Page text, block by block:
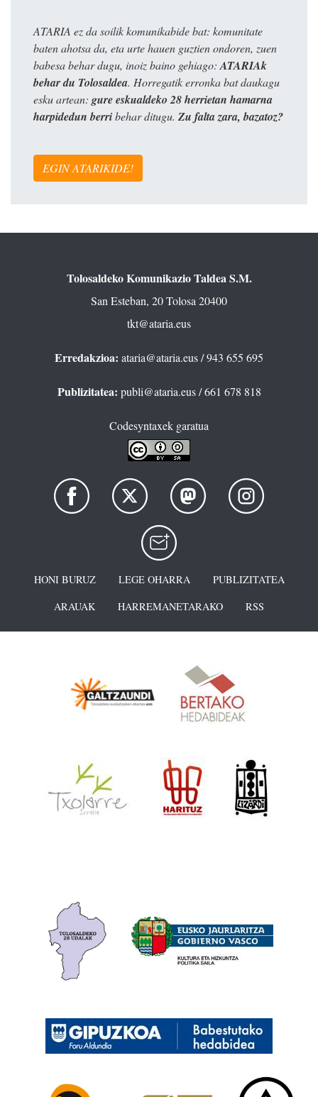
ATARIA ez da soilik komunikabide bat: komunitate
baten ahotsa da, eta urte hauen guztien ondoren, zuen
babesa behar dugu, inoiz baino gehiago:ATARIAk
behar du Tolosaldea. Horregatik erronka bat daukagu
esku artean: gure eskualdeko 28 herrietan hamarna
harpidedun berribehar ditugu. Zu falta zara, bazatoz?
EGIN ATARIKIDE!
Tolosaldeko Komunikazio Taldea S.M.
San Esteban, 20 Tolosa 20400
tkt@ataria.eus
Erredakzioa: ataria@ataria.eus/ 943 655 695
Publizitatea: publi@ataria.eus/ 661 678 818
Codesyntaxek garatua
HONI BURUZ LEGE OHARRA
PUBLIZITATEA
ARAUAK
HARREMANETARAKO RSS